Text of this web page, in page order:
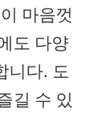
마음껏
도 다양
니다. 도
길 수 있